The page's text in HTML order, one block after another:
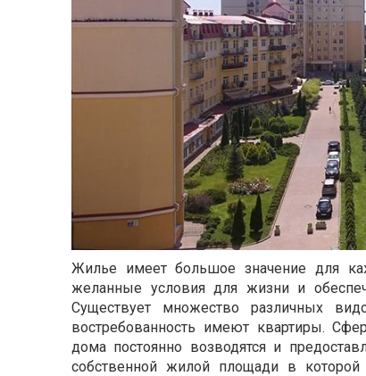
Жилье имеет большое значение для
желанные условия для жизни и
Существует множество различных
востребованность имеют квартиры.
дома постоянно возводятся и
собственной жилой площади в